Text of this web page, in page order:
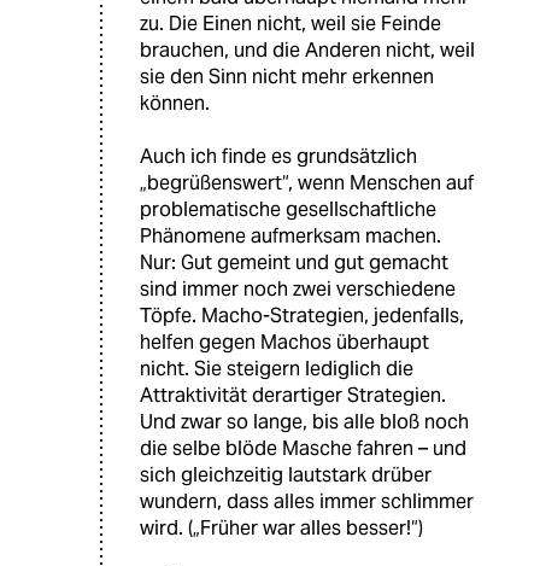
zu. Die Einen nicht, weil sie Feinde
brauchen, und die Anderen nicht, weil
sie den Sinn nicht mehr erkennen
können.
Auch ich finde es grundsätzlich
„begrüßenswert“, wenn Menschen auf
problematische gesellschaftliche
Phänomene aufmerksam machen.
Nur: Gut gemeint und gut gemacht
sind immer noch zwei verschiedene
Töpfe. Macho-Strategien, jedenfalls,
helfen gegen Machos überhaupt
nicht. Sie steigern lediglich die
Attraktivität derartiger Strategien.
Und zwar so lange, bis alle bloß noch
die selbe blöde Masche fahren – und
sich gleichzeitig lautstark drüber
wundern, dass alles immer schlimmer
wird. („Früher war alles besser!“)